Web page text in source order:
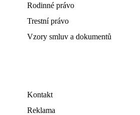
Rodinné právo
Trestní právo
Vzory smluv a dokumentů
Kontakt
Reklama